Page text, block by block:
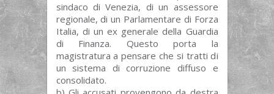
sindaco di Venezia, di un assessore
regionale, di un Parlamentare di Forza
Italia, di un ex generale della Guardia
di Finanza. Questo porta la
magistratura a pensare che si tratti di
un sistema di corruzione diffuso e
consolidato.